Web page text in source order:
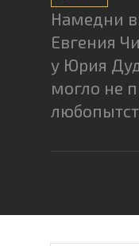
Намедни
Евгения
у Юрия
могло не